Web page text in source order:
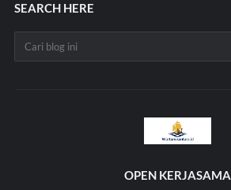
SEARCH HERE
OPEN KERJASAMA